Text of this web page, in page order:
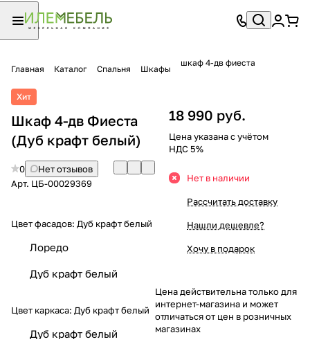
Главная Каталог Спальня Шкафы
шкаф 4-дв фиеста
Хит
Шкаф 4-дв Фиеста
(Дуб крафт белый)
0
Нет отзывов
Арт. ЦБ-00029369
Цвет фасадов: Дуб крафт белый
Лоредо
Дуб крафт белый
Цвет каркаса: Дуб крафт белый
Дуб крафт белый
18 990 руб.
Цена указана с учётом
НДС 5%
Нет в наличии
Рассчитать доставку
Нашли дешевле?
Хочу в подарок
Цена действительна только для
интернет-магазина и может
отличаться от цен в розничных
магазинах